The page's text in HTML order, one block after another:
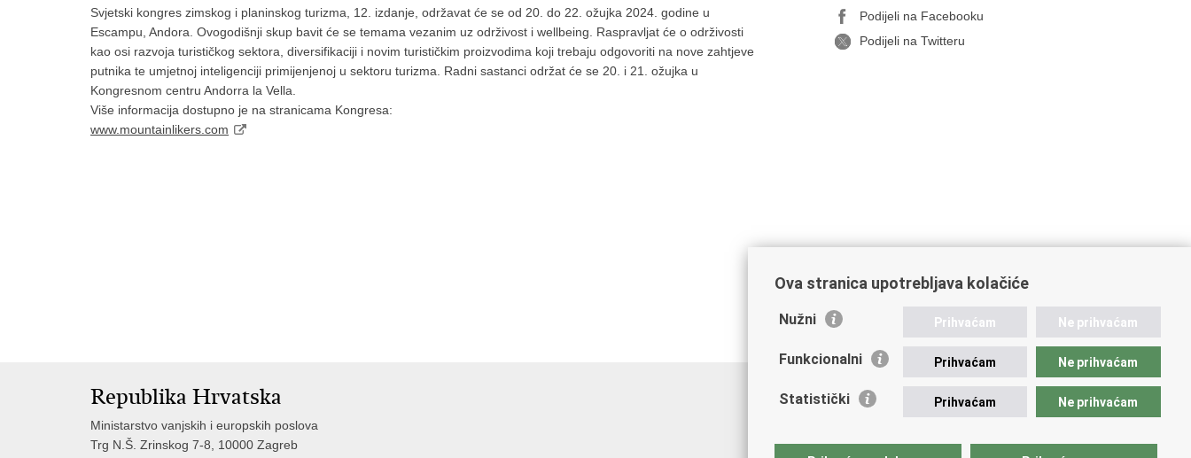
Svjetski kongres zimskog i planinskog turizma, 12. izdanje, održavat će se od 20. do 22. ožujka 2024. godine u
Escampu, Andora. Ovogodišnji skup bavit će se temama vezanim uz održivost i wellbeing. Raspravljat će o održivosti
kao osi razvoja turističkog sektora, diversifikaciji i novim turističkim proizvodima koji trebaju odgovoriti na nove zahtjeve
putnika te umjetnoj inteligenciji primijenjenoj u sektoru turizma. Radni sastanci održat će se 20. i 21. ožujka u
Kongresnom centru Andorra la Vella.
Više informacija dostupno je na stranicama Kongresa:
www.mountainlikers.com
Podijeli na Facebooku
Podijeli na Twitteru
Republika Hrvatska
Ministarstvo vanjskih i europskih poslova
Trg N.Š. Zrinskog 7-8, 10000 Zagreb
Ova stranica upotrebljava kolačiće
Nužni Prihvaćam Ne prihvaćam
Funkcionalni Prihvaćam Ne prihvaćam
Statistički Prihvaćam Ne prihvaćam